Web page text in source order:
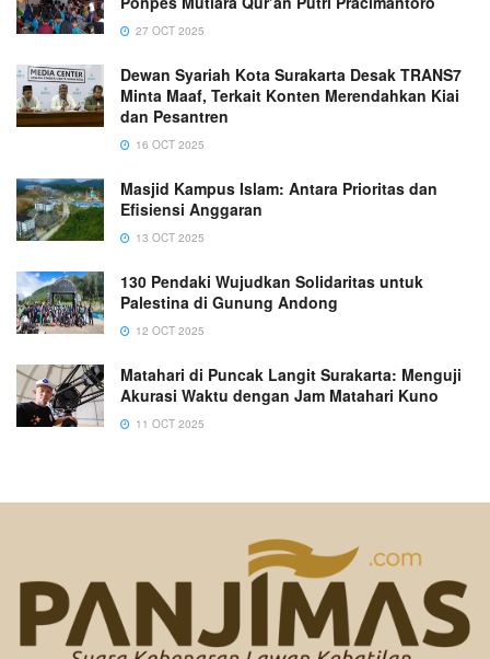
27 OCT 2025
Dewan Syariah Kota Surakarta Desak TRANS7
Minta Maaf, Terkait Konten Merendahkan Kiai
dan Pesantren
16 OCT 2025
Masjid Kampus Islam: Antara Prioritas dan
Efisiensi Anggaran
13 OCT 2025
130 Pendaki Wujudkan Solidaritas untuk
Palestina di Gunung Andong
12 OCT 2025
Matahari di Puncak Langit Surakarta: Menguji
Akurasi Waktu dengan Jam Matahari Kuno
11 OCT 2025